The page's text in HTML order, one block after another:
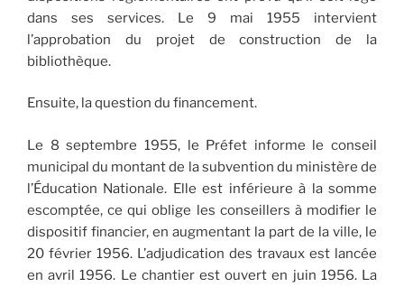
dans ses services. Le 9 mai 1955 intervient
l’approbation du projet de construction de la
bibliothèque.
Ensuite, la question du financement.
Le 8 septembre 1955, le Préfet informe le conseil
municipal du montant de la subvention du ministère de
l’Éducation Nationale. Elle est inférieure à la somme
escomptée, ce qui oblige les conseillers à modifier le
dispositif financier, en augmentant la part de la ville, le
20 février 1956. L’adjudication des travaux est lancée
en avril 1956. Le chantier est ouvert en juin 1956. La